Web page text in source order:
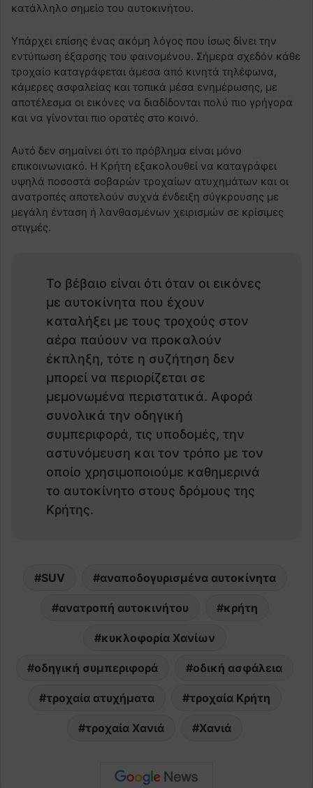
κατάλληλο σημείο του αυτοκινήτου.
Υπάρχει επίσης ένας ακόμη λόγος που ίσως δίνει την
εντύπωση έξαρσης του φαινομένου. Σήμερα σχεδόν κάθε
τροχαίο καταγράφεται άμεσα από κινητά τηλέφωνα,
κάμερες ασφαλείας και τοπικά μέσα ενημέρωσης, με
αποτέλεσμα οι εικόνες να διαδίδονται πολύ πιο γρήγορα
και να γίνονται πιο ορατές στο κοινό.
Αυτό δεν σημαίνει ότι το πρόβλημα είναι μόνο
επικοινωνιακό. Η Κρήτη εξακολουθεί να καταγράφει
υψηλά ποσοστά σοβαρών τροχαίων ατυχημάτων και οι
ανατροπές αποτελούν συχνά ένδειξη σύγκρουσης με
μεγάλη ένταση ή λανθασμένων χειρισμών σε κρίσιμες
στιγμές.
Το βέβαιο είναι ότι όταν οι εικόνες
με αυτοκίνητα που έχουν
καταλήξει με τους τροχούς στον
αέρα παύουν να προκαλούν
έκπληξη, τότε η συζήτηση δεν
μπορεί να περιορίζεται σε
μεμονωμένα περιστατικά. Αφορά
συνολικά την οδηγική
συμπεριφορά, τις υποδομές, την
αστυνόμευση και τον τρόπο με τον
οποίο χρησιμοποιούμε καθημερινά
το αυτοκίνητο στους δρόμους της
Κρήτης.
SUV αναποδογυρισμένα αυτοκίνητα
ανατροπή αυτοκινήτου κρήτη
κυκλοφορία Χανίων
οδηγική συμπεριφορά οδική ασφάλεια
τροχαία ατυχήματα τροχαία Κρήτη
τροχαία Χανιά Χανιά